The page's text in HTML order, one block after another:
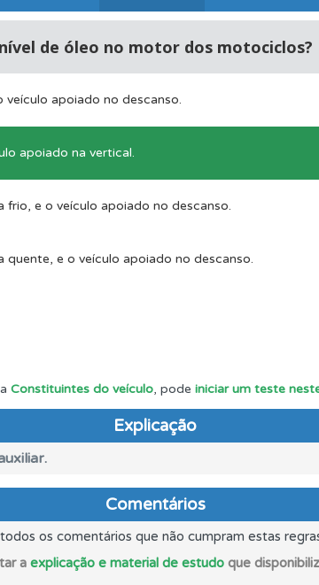
usamos na plataforma.
para obter os melhores resultados.
perfil.
da sua preparação para o exame.
biblioteca.
a como favorita.
a que ainda não respondeu.
o termina.
de óleo no motor dos motociclos?
apoiado no descanso.
apoiado na vertical.
e o veículo apoiado no descanso.
e o veículo apoiado no descanso.
Constituintes do veículo, pode iniciar um teste
Explicação
Comentários
os comentários que não cumpram estas
a explicação e material de estudo que